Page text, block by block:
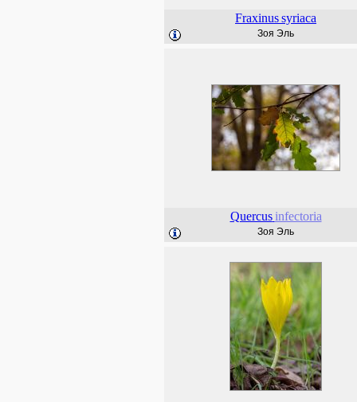
Fraxinussyriaca
Зоя Эль
Quercus infectoria
Зоя Эль